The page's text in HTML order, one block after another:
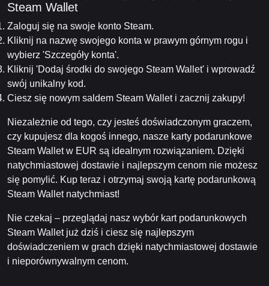
Steam Wallet
Zaloguj się na swoje konto Steam.
Kliknij na nazwę swojego konta w prawym górnym rogu i
wybierz 'Szczegóły konta'.
Kliknij 'Dodaj środki do swojego Steam Wallet' i wprowadź
swój unikalny kod.
Ciesz się nowym saldem Steam Wallet i zacznij zakupy!
Niezależnie od tego, czy jesteś doświadczonym graczem,
czy kupujesz dla kogoś innego, nasze karty podarunkowe
Steam Wallet w EUR są idealnym rozwiązaniem. Dzięki
natychmiastowej dostawie i najlepszym cenom nie możesz
się pomylić. Kup teraz i otrzymaj swoją kartę podarunkową
Steam Wallet natychmiast!
Nie czekaj – przeglądaj nasz wybór kart podarunkowych
Steam Wallet już dziś i ciesz się najlepszym
doświadczeniem w grach dzięki natychmiastowej dostawie
i nieporównywalnym cenom.